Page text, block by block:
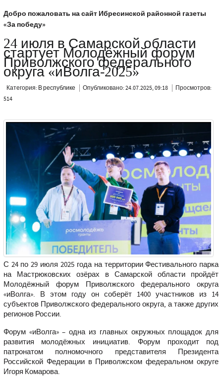
Добро пожаловать на сайт Ибресинской районной газеты
«За победу»
24 июля в Самарской области
стартует Молодёжный форум
Приволжского федерального
округа «иВолга-2025»
Категория: В республике Опубликовано: 24.07.2025, 09:18
Просмотров:
514
С 24 по 29 июля 2025 года на территории Фестивального парка
на Мастрюковских озёрах в Самарской области пройдёт
Молодёжный форум Приволжского федерального округа
«иВолга». В этом году он соберёт 1400 участников из 14
субъектов Приволжского федерального округа, а также других
регионов России.
Форум «иВолга» – одна из главных окружных площадок для
развития молодёжных инициатив. Форум проходит под
патронатом полномочного представителя Президента
Российской Федерации в Приволжском федеральном округе
Игоря Комарова.